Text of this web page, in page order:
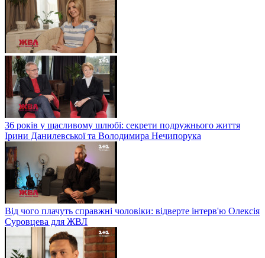
36 років у щасливому шлюбі: секрети подружнього життя
Ірини Данилевської та Володимира Нечипорука
Від чого плачуть справжні чоловіки: відверте інтерв'ю Олексія
Суровцева для ЖВЛ